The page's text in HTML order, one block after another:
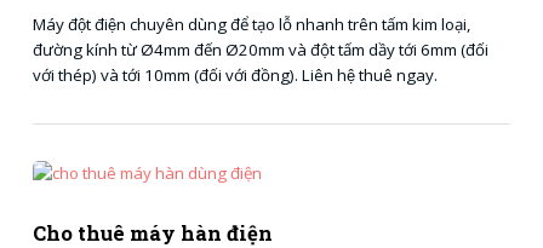
Máy đột điện chuyên dùng để tạo lỗ nhanh trên tấm kim loại,
đường kính từ Ø4mm đến Ø20mm và đột tấm dầy tới 6mm (đối
với thép) và tới 10mm (đối với đồng). Liên hệ thuê ngay.
Cho thuê máy hàn điện